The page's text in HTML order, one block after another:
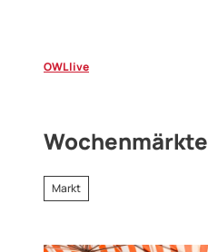
OWL live
Wochenmärkte
Markt